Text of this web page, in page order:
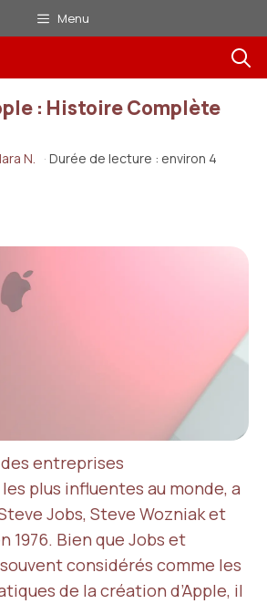
Menu
: Histoire Complète
N. · Durée de lecture : environ 4
des entreprises
plus influentes au monde, a
Jobs, Steve Wozniak et
1976. Bien que Jobs et
considérés comme les
de la création d’Apple, il